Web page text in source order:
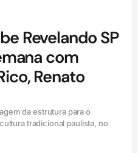
Revelando SP
com
Renato
da estrutura para o
tradicional paulista, no